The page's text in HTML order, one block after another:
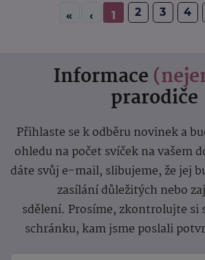
« ‹ 1 2 3 4
Informace
prarodiče
Přihlaste se k odběru novinek a
ohledu na počet svíček na vašem
dáte svůj e-mail, slibujeme, že jej
zasílání důležitých nebo
sdělení. Prosíme, zkontrolujte si
schránku, kam jsme poslali